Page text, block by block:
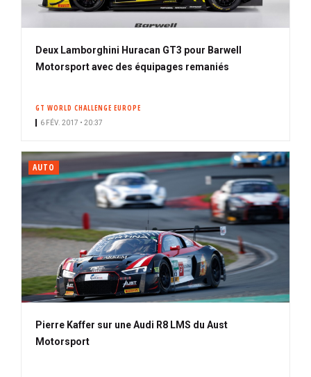
Deux Lamborghini Huracan GT3 pour Barwell
Motorsport avec des équipages remaniés
GT WORLD CHALLENGE EUROPE
6 FÉV. 2017 • 20:37
AUTO
Pierre Kaffer sur une Audi R8 LMS du Aust
Motorsport